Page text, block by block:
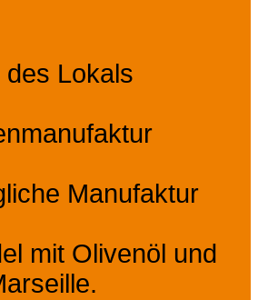
Lokals
Manufaktur
mit Olivenöl und